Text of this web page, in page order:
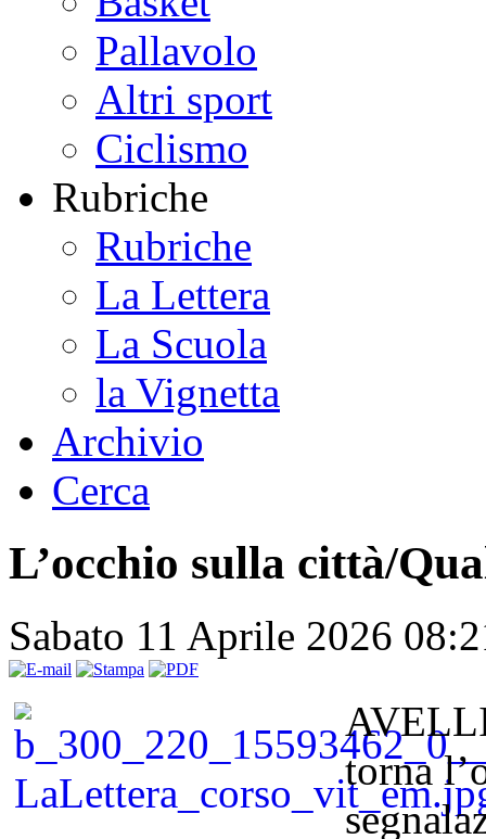
Pallavolo
Altri sport
Ciclismo
Rubriche
Rubriche
La Lettera
La Scuola
la Vignetta
Archivio
Cerca
L’occhio sulla città/
Sabato 11 Aprile 2026
torna